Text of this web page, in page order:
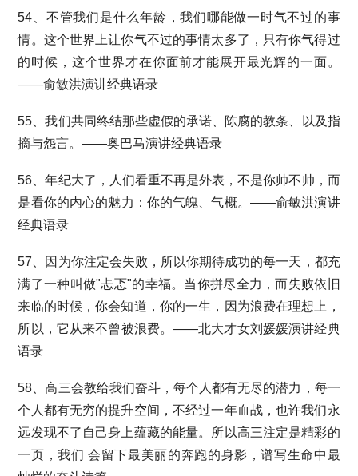
54、不管我们是什么年龄，我们哪能做一时气不过的事
情。这个世界上让你气不过的事情太多了，只有你气得过
的时候，这个世界才在你面前才能展开最光辉的一面。
——俞敏洪演讲经典语录
55、我们共同终结那些虚假的承诺、陈腐的教条、以及指
摘与怨言。——奥巴马演讲经典语录
56、年纪大了，人们看重不再是外表，不是你帅不帅，而
是看你的内心的魅力：你的气魄、气概。——俞敏洪演讲
经典语录
57、因为你注定会失败，所以你期待成功的每一天，都充
满了一种叫做"忐忑"的幸福。当你拼尽全力，而失败依旧
来临的时候，你会知道，你的一生，因为浪费在理想上，
所以，它从来不曾被浪费。——北大才女刘媛媛演讲经典
语录
58、高三会教给我们奋斗，每个人都有无尽的潜力，每一
个人都有无穷的提升空间，不经过一年血战，也许我们永
远发现不了自己身上蕴藏的能量。所以高三注定是精彩的
一页，我们 会留下最美丽的奔跑的身影，谱写生命中最